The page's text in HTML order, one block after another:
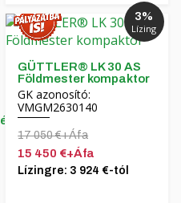
3%
Lízing
GÜTTLER® LK 30 AS
Földmester kompaktor
GK azonosító:
VMGM2630140
17 050 €+Áfa
15 450 €+Áfa
Lízingre: 3 924 €-tól